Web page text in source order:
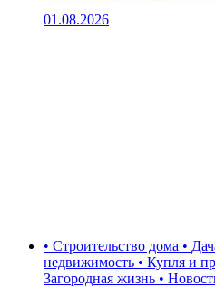
01.08.2026
• Строительство дома •
недвижимость • Купля и
Загородная жизнь •